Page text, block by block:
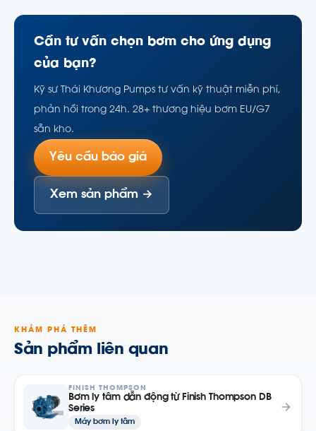
Cần tư vấn chọn bơm cho ứng dụng
của bạn?
Kỹ sư Thái Khương Pumps tư vấn kỹ thuật miễn phí,
phản hồi trong 24h. 28+ thương hiệu bơm EU/G7
sẵn kho.
Yêu cầu báo giá
Xem sản phẩm →
KHÁM PHÁ THÊM
Sản phẩm liên quan
FINISH THOMPSON
Bơm ly tâm dẫn động từ Finish Thompson DB
Series
Máy bơm ly tâm